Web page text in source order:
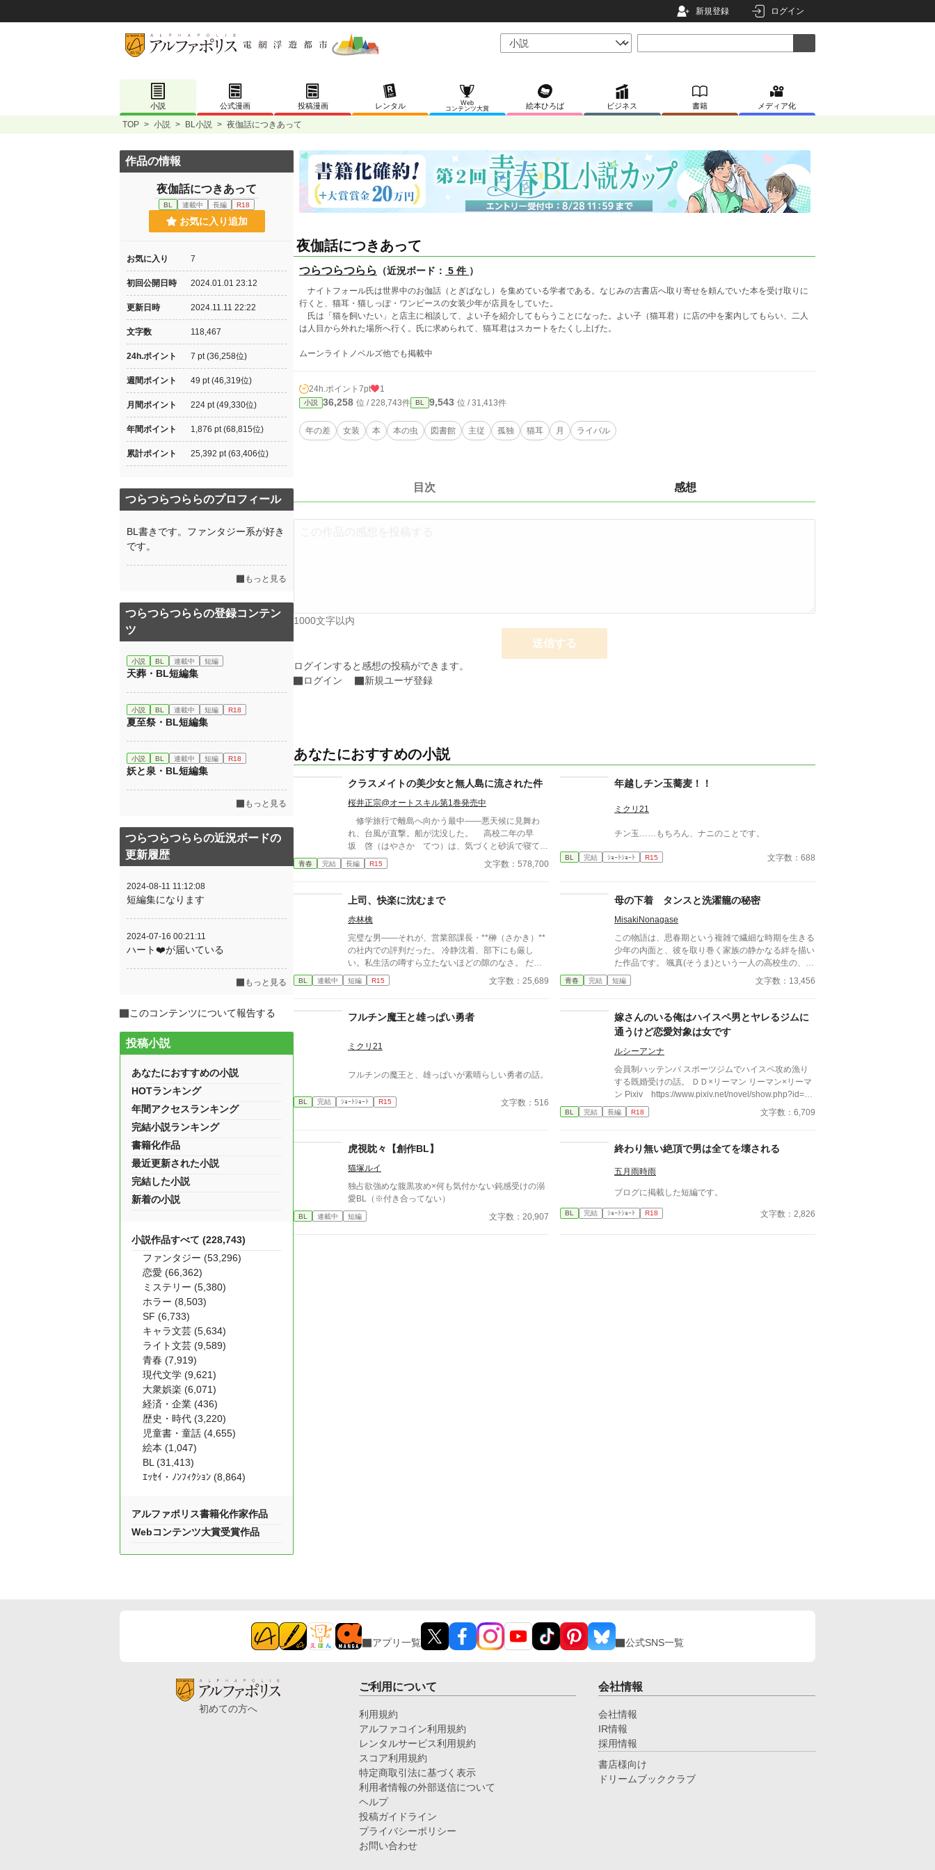
新規登録 ログイン
小説 公式漫画 投稿漫画 レンタル
Web
コンテンツ大賞
絵本ひろば ビジネス 書籍 メディア化
TOP > 小説 > BL小説 > 夜伽話につきあって
夜伽話につきあって
つらつらつらら （近況ボード： 5 件 ）
ナイトフォール氏は世界中のお伽話（とぎばなし）を集めている学者である。なじみの古書店へ取り寄せを頼んでいた本を受け取りに
行くと、猫耳・猫しっぽ・ワンピースの女装少年が店員をしていた。
氏は「猫を飼いたい」と店主に相談して、よい子を紹介してもらうことになった。よい子（猫耳君）に店の中を案内してもらい、二人
は人目から外れた場所へ行く。氏に求められて、猫耳君はスカートをたくし上げた。
ムーンライトノベルズ他でも掲載中
24h.ポイント 7pt 1
小説 36,258 位 / 228,743件 BL 9,543 位 / 31,413件
年の差 女装 本 本の虫 図書館 主従 孤独 猫耳 月 ライバル
目次 感想
1000文字以内
送信する
ログインすると感想の投稿ができます。
ログイン
新規ユーザ登録
あなたにおすすめの小説
クラスメイトの美少女と無人島に流された件
桜井正宗@オートスキル第1巻発売中
修学旅行で離島へ向かう最中――悪天候に見舞わ
れ、台風が直撃。船が沈没した。 高校二年の早
坂 啓（はやさか てつ）は、気づくと砂浜で寝てい
た。周囲を見渡すとクラスメイトで美少女の天音 愛
（あまね まな）が隣に倒れていた。 どうやら、
は『無人島』。 しばらくは島で生きていくしかな
だが……クラスの女子が次々に見つかり、やがてハー
レムに。 男一人と女子十五人で……取り合いに発
展！？
青春 完結 長編 R15 文字数：578,700
年越しチン玉蕎麦！！
ミクリ21
チン玉……もちろん、ナニのことです。
BL 完結 ｼｮｰﾄｼｮｰﾄ R15 文字数：688
上司、快楽に沈むまで
赤林檎
完璧な男――それが、営業部課長・**榊（さかき）**
の社内での評判だった。 冷静沈着、部下にも厳し
い。私生活の噂すら立たないほどの隙のなさ。 だ
が、その“完璧”が崩れる日がくるとは、誰も想像して
いなかった。 入社三年目の篠原は、榊の直属の部
べる青年。 ある夜、取引先とのトラブル対応で二人
だけが残ったオフィスで、 篠原は上司に向かって、
下には見せないんですね」 疲労で僅かに緩んだ榊の
離を詰める。 「強がらなくていいですよ。俺の前で
れた瞬間、榊の理性は音を立てて崩れた。 拒むこと
る。それは、上司としての誇りを壊すほどに甘く、逃
れられないほどに深い。 だが、篠原の視線の奥に宿
と榊だけを見つめ続けてきた、静かな執着がある。
「俺、前から思ってたんです。 あなたが誰かに“支
配される”ところ、きっと綺麗だろうなって」 支配す
BL 連載中 短編 R15 文字数：25,689
母の下着 タンスと洗濯籠の秘密
MisakiNonagase
この物語は、思春期という複雑で繊細な時期を生きる
少年の内面と、彼を取り巻く家族の静かなる絆を描い
た作品です。 颯真(そうま)という一人の高校生の、あ
る「秘密」を通して、私たちは成長の過程で誰もが抱
くかもしれない戸惑い、罪悪感、そしてそれらを包み
颯真と恋人・彩花との関係から、中学時代にさかのぼ
る形で展開されます。そこで明らかになるのは、彼が
かつて母親の下着に対して抱いた抑えがたい好奇心
と、それに伴う一連の行為です。それは彼自身が「歪
んだ」と感じる過去の断片であり、深い恥ずかしさと
自己嫌悪を伴う記憶です。 しかし、この物語の核心
は、単なる過去の告白にはありません。むしろ、その
行為に「気づいていたはず」の母親が、なぜ一言も問
い詰めず、誰にも告げず、ただ静かに見守り続けたの
優しさが横たわっています。 センシティブな題材
まで颯真の内省的な視点から丁寧に紡ぎ出していま
す。読者は、主人公の痛みと恥ずかしさを共有しなが
みと温かさを感じ取ることでしょう。 これは、一つ
青春 完結 短編 文字数：13,456
フルチン魔王と雄っぱい勇者
ミクリ21
フルチンの魔王と、雄っぱいが素晴らしい勇者の話。
BL 完結 ｼｮｰﾄｼｮｰﾄ R15 文字数：516
嫁さんのいる俺はハイスペ男とヤレるジムに
通うけど恋愛対象は女です
ルシーアンナ
会員制ハッテンバ スポーツジムでハイスペ攻め漁り
する既婚受けの話。 ＤＤ×リーマン リーマン×リーマ
ン Pixiv https://www.pixiv.net/novel/show.php?id=23
805865 ムーンライトノベルズ https://novel18.syos
etu.com/n1822jz/ fujossy https://fujossy.jp/books/30
BL 完結 長編 R18 文字数：6,709
虎視眈々【創作BL】
猫塚ルイ
独占欲強めな腹黒攻め×何も気付かない鈍感受けの溺
愛BL（※付き合ってない）
BL 連載中 短編 文字数：20,907
終わり無い絶頂で男は全てを壊される
五月雨時雨
ブログに掲載した短編です。
BL 完結 ｼｮｰﾄｼｮｰﾄ R18 文字数：2,826
作品の情報
夜伽話につきあって
BL 連載中 長編 R18
お気に入り追加
お気に入り 7
初回公開日時 2024.01.01 23:12
更新日時 2024.11.11 22:22
文字数 118,467
24h.ポイント 7 pt (36,258位)
週間ポイント 49 pt (46,319位)
月間ポイント 224 pt (49,330位)
年間ポイント 1,876 pt (68,815位)
累計ポイント 25,392 pt (63,406位)
つらつらつららのプロフィール
BL書きです。ファンタジー系が好き
です。
もっと見る
つらつらつららの登録コンテン
ツ
小説 BL 連載中 短編
天葬・BL短編集
小説 BL 連載中 短編 R18
夏至祭・BL短編集
小説 BL 連載中 短編 R18
妖と泉・BL短編集
もっと見る
つらつらつららの近況ボードの
更新履歴
2024-08-11 11:12:08
短編集になります
2024-07-16 00:21:11
ハート❤️が届いている
もっと見る
このコンテンツについて報告する
投稿小説
あなたにおすすめの小説
HOTランキング
年間アクセスランキング
完結小説ランキング
書籍化作品
最近更新された小説
完結した小説
新着の小説
小説作品すべて (228,743)
ファンタジー (53,296)
恋愛 (66,362)
ミステリー (5,380)
ホラー (8,503)
SF (6,733)
キャラ文芸 (5,634)
ライト文芸 (9,589)
青春 (7,919)
現代文学 (9,621)
大衆娯楽 (6,071)
経済・企業 (436)
歴史・時代 (3,220)
児童書・童話 (4,655)
絵本 (1,047)
BL (31,413)
ｴｯｾｲ・ﾉﾝﾌｨｸｼｮﾝ (8,864)
アルファポリス書籍化作家作品
Webコンテンツ大賞受賞作品
アプリ一覧 公式SNS一覧
初めての方へ
ご利用について
利用規約
アルファコイン利用規約
レンタルサービス利用規約
スコア利用規約
特定商取引法に基づく表示
利用者情報の外部送信について
ヘルプ
投稿ガイドライン
プライバシーポリシー
お問い合わせ
会社情報
会社情報
IR情報
採用情報
書店様向け
ドリームブッククラブ